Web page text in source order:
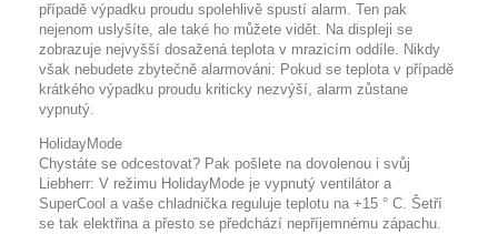
případě výpadku proudu spolehlivě spustí alarm. Ten pak
nejenom uslyšíte, ale také ho můžete vidět. Na displeji se
zobrazuje nejvyšší dosažená teplota v mrazicím oddíle. Nikdy
však nebudete zbytečně alarmováni: Pokud se teplota v případě
krátkého výpadku proudu kriticky nezvýší, alarm zůstane
vypnutý.
HolidayMode
Chystáte se odcestovat? Pak pošlete na dovolenou i svůj
Liebherr: V režimu HolidayMode je vypnutý ventilátor a
SuperCool a vaše chladnička reguluje teplotu na +15 ° C. Šetří
se tak elektřina a přesto se předchází nepříjemnému zápachu.